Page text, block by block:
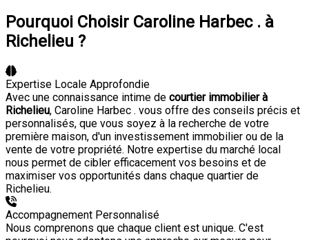
Pourquoi Choisir Caroline Harbec . à
Richelieu ?
Expertise Locale Approfondie
Avec une connaissance intime de courtier immobilier à
Richelieu, Caroline Harbec . vous offre des conseils précis et
personnalisés, que vous soyez à la recherche de votre
première maison, d'un investissement immobilier ou de la
vente de votre propriété. Notre expertise du marché local
nous permet de cibler efficacement vos besoins et de
maximiser vos opportunités dans chaque quartier de
Richelieu.
Accompagnement Personnalisé
Nous comprenons que chaque client est unique. C'est